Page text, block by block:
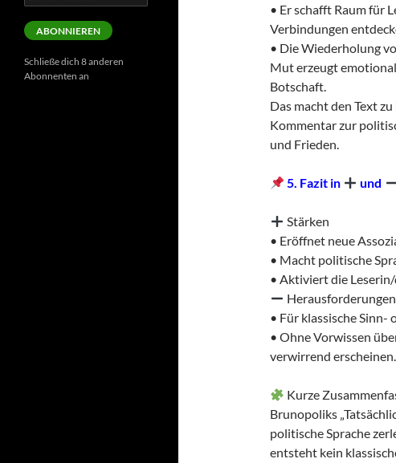
• Er schafft Raum für
Verbindungen
• Die Wiederholung
Mut erzeugt
Botschaft.
Das macht den Text
Kommentar zur
und Frieden.
5. Fazit in und
Stärken
• Eröffnet neue
• Macht politische
• Aktiviert die
Herausforderungen
• Für klassische Sinn-
• Ohne Vorwissen
verwirrend erscheinen.
Kurze
Brunopoliks
politische Sprache
entsteht kein
Mail-
Adresse
ABONNIEREN
Schließe dich 8 anderen
Abonnenten an